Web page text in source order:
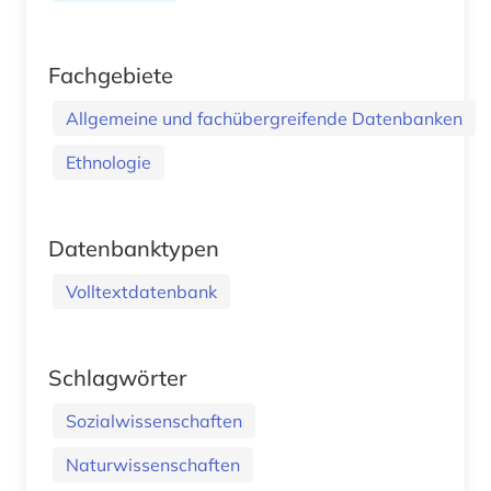
Fachgebiete
Allgemeine und fachübergreifende Datenbanken
Ethnologie
Datenbanktypen
Volltextdatenbank
Schlagwörter
Sozialwissenschaften
Naturwissenschaften